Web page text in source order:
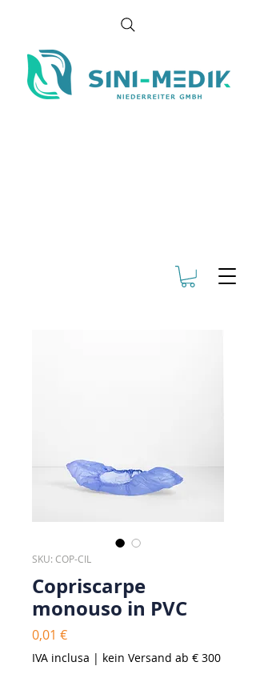
SKU: COP-CIL
Copriscarpe
monouso in PVC
0,01 €Prezzo
IVA inclusa | kein Versand ab € 300